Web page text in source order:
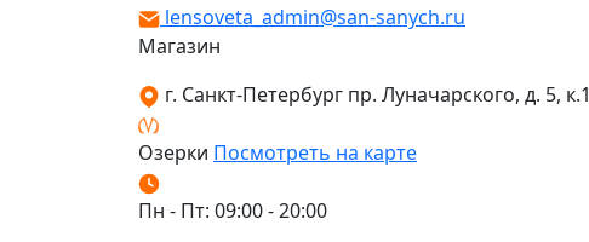
lensoveta_admin@san-sanych.ru
Магазин
г. Санкт-Петербург пр. Луначарского, д. 5, к.1
Озерки Посмотреть на карте
Пн - Пт: 09:00 - 20:00